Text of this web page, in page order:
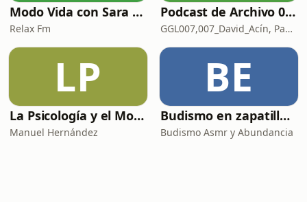
Modo Vida con Sara Manzaneque
Relax Fm
Podcast de Archivo 007
GGL007,007_David_Acín, Pablo_Ortega, 58, AlbertoBond y Claalc
LP
La Psicología y el Modelo Parcuve®
Manuel Hernández
BE
Budismo en zapatillas, El budismo sin sermones
Budismo Asmr y Abundancia